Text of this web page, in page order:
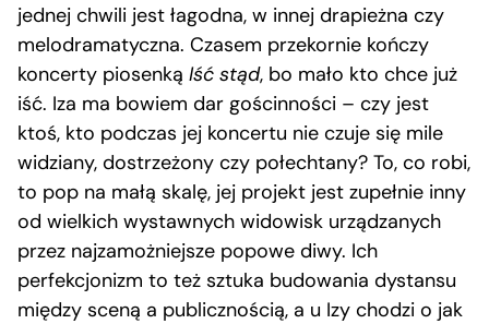
jednej chwili jest łagodna, w innej drapieżna czy
melodramatyczna. Czasem przekornie kończy
koncerty piosenką Iść stąd, bo mało kto chce już
iść. Iza ma bowiem dar gościnności – czy jest
ktoś, kto podczas jej koncertu nie czuje się mile
widziany, dostrzeżony czy połechtany? To, co robi,
to pop na małą skalę, jej projekt jest zupełnie inny
od wielkich wystawnych widowisk urządzanych
przez najzamożniejsze popowe diwy. Ich
perfekcjonizm to też sztuka budowania dystansu
między sceną a publicznością, a u Izy chodzi o jak